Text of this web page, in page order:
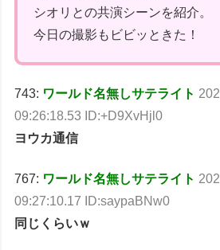
シオリとの共演シーンを紹介。
今日の撮影もビビッときた！
743: ワールド名無しサテライト
09:26:18.53 ID:+D9XvHjl0
ヨウカ通信
767: ワールド名無しサテライト
09:27:10.17 ID:saypaBNw0
同じくらいｗ